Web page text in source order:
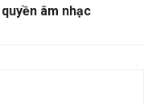
âm nhạc